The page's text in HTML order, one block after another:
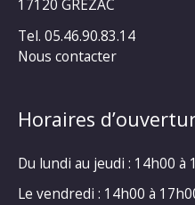
17120 GRÉZAC
Tel. 05.46.90.83.14
Nous contacter
Horaires
Du lundi au jeudi : 14h00 à
Le vendredi : 14h00 à